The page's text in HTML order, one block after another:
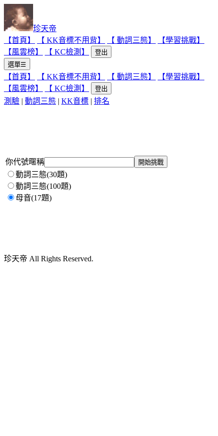
珍天帝
【首頁】
【 KK音標不用背】 【 動詞三態】
【學習挑戰】
【風雲榜】
【 KC檢測】
登出
選單☰
【首頁】 【 KK音標不用背】 【 動詞三態】
【學習挑戰】
【風雲榜】
【 KC檢測】 登出
測驗 | 動詞三態 | KK音標 | 排名
你代號暱稱
動詞三態(30題)
動詞三態(100題)
母音(17題)
珍天帝 All Rights Reserved.